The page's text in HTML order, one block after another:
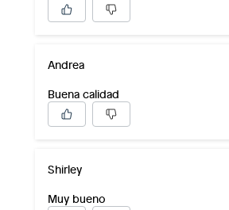
Andrea
Buena calidad
Shirley
Muy bueno